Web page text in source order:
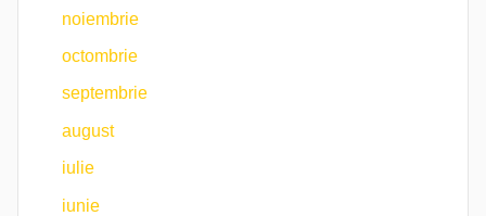
noiembrie
octombrie
septembrie
august
iulie
iunie